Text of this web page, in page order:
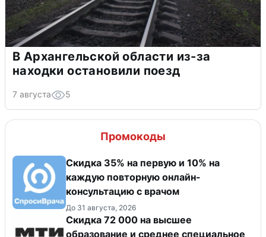
В Архангельской области из-за
находки остановили поезд
7 августа 5
Промокоды
Скидка 35% на первую и 10% на
каждую повторную онлайн-
консультацию с врачом
До 31 августа, 2026
Скидка 72 000 на высшее
образование и среднее специальное